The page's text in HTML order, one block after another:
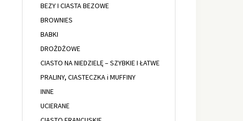
BEZY I CIASTA BEZOWE
BROWNIES
BABKI
DROŻDŻOWE
CIASTO NA NIEDZIELĘ – SZYBKIE I ŁATWE
PRALINY, CIASTECZKA i MUFFINY
INNE
UCIERANE